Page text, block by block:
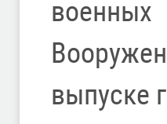
выпуске